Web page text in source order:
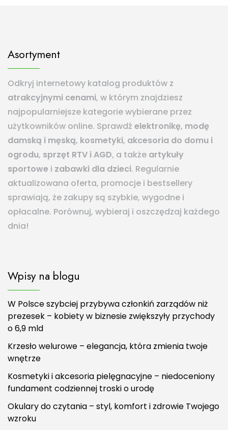
Asortyment
Odkryj internetowy katalog produktów z
atrakcyjnymi cenami, w którym znajdziesz
najpopularniejsze kategorie wybierane przez
użytkowników online. Sprawdź elektronikę, modę
damską i męską, kosmetyki, akcesoria do domu i
ogrodu, sprzęt RTV i AGD, a także artykuły
sportowe i zabawki dla dzieci. Regularnie
aktualizowana oferta, promocje i bestsellery
sprawiają, że zakupy są szybkie, wygodne i
opłacalne. Porównuj, wybieraj i oszczędzaj każdego
dnia!
Wpisy na blogu
W Polsce szybciej przybywa członkiń zarządów niż
prezesek – kobiety w biznesie zwiększyły przychody
o 6,9 mld
Krzesło welurowe – elegancja, która zmienia twoje
wnętrze
Kosmetyki i akcesoria pielęgnacyjne – niedoceniony
fundament codziennej troski o urodę
Okulary do czytania – styl, komfort i zdrowie Twojego
wzroku